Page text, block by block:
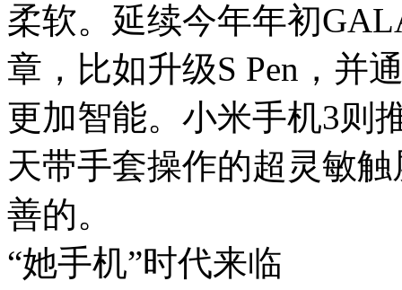
柔软。延续今年年初
章，比如升级S Pen，并
更加智能。小米手机3则
天带手套操作的超灵敏
善的。
“她手机”时代来临